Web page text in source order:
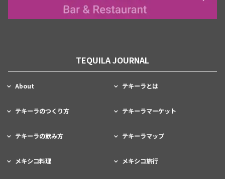
TEQUILA JOURNAL
About テキーラとは
テキーラのつくり方 テキーラマーケット
テキーラの飲み方 テキーラマップ
メキシコ料理 メキシコ旅行